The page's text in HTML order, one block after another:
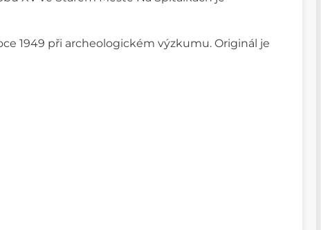
1949 při archeologickém výzkumu. Originál je